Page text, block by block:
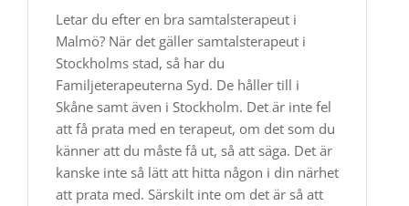
Letar du efter en bra samtalsterapeut i
Malmö? När det gäller samtalsterapeut i
Stockholms stad, så har du
Familjeterapeuterna Syd. De håller till i
Skåne samt även i Stockholm. Det är inte fel
att få prata med en terapeut, om det som du
känner att du måste få ut, så att säga. Det är
kanske inte så lätt att hitta någon i din närhet
att prata med. Särskilt inte om det är så att